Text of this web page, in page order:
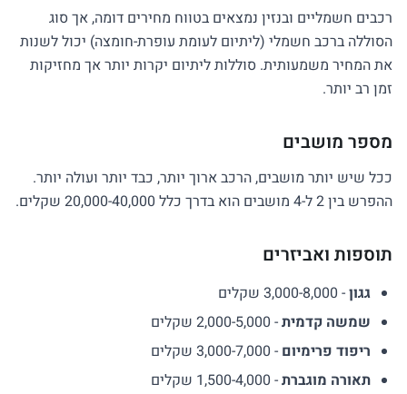
רכבים חשמליים ובנזין נמצאים בטווח מחירים דומה, אך סוג
הסוללה ברכב חשמלי (ליתיום לעומת עופרת-חומצה) יכול לשנות
את המחיר משמעותית. סוללות ליתיום יקרות יותר אך מחזיקות
זמן רב יותר.
מספר מושבים
ככל שיש יותר מושבים, הרכב ארוך יותר, כבד יותר ועולה יותר.
ההפרש בין 2 ל-4 מושבים הוא בדרך כלל 20,000-40,000 שקלים.
תוספות ואביזרים
גגון- 3,000-8,000 שקלים
שמשה קדמית- 2,000-5,000 שקלים
ריפוד פרימיום - 3,000-7,000 שקלים
תאורה מוגברת- 1,500-4,000 שקלים